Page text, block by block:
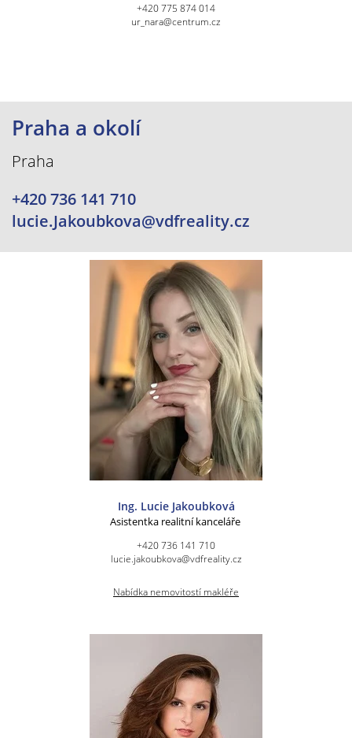
+420 775 874 014
ur_nara@centrum.cz
Praha a okolí
Praha
+420 736 141 710
lucie.Jakoubkova@vdfreality.cz
Ing. Lucie Jakoubková
Asistentka realitní kanceláře
+420 736 141 710
lucie.jakoubkova@vdfreality.cz
Nabídka nemovitostí makléře